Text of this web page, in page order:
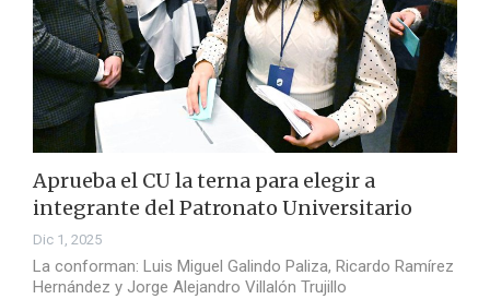
Aprueba el CU la terna para elegir a
integrante del Patronato Universitario
Dic 1, 2025
La conforman: Luis Miguel Galindo Paliza, Ricardo Ramírez
Hernández y Jorge Alejandro Villalón Trujillo